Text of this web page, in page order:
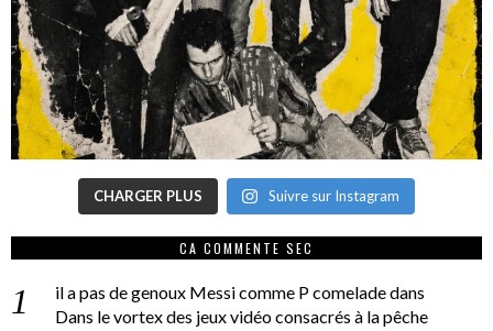
CHARGER PLUS Suivre sur Instagram
CA COMMENTE SEC
il a pas de genoux Messi comme P comeladedans
Dans le vortex des jeux vidéo consacrés à la pêche